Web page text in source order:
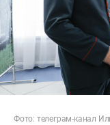
Фото: телеграм-канал